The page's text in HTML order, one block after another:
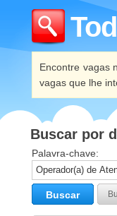
Encontre vagas
vagas que lhe
Buscar por
Palavra-chave:
Buscar